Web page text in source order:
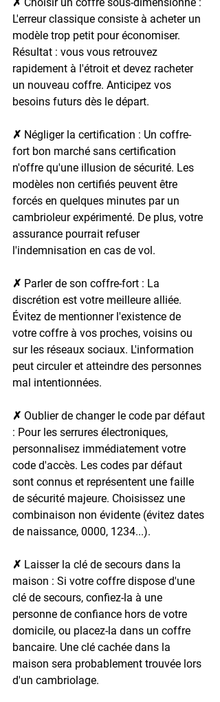
L'erreur classique consiste à acheter un
modèle trop petit pour économiser.
Résultat : vous vous retrouvez
rapidement à l'étroit et devez racheter
un nouveau coffre. Anticipez vos
besoins futurs dès le départ.
✗ Négliger la certification : Un coffre-
fort bon marché sans certification
n'offre qu'une illusion de sécurité. Les
modèles non certifiés peuvent être
forcés en quelques minutes par un
cambrioleur expérimenté. De plus, votre
assurance pourrait refuser
l'indemnisation en cas de vol.
✗ Parler de son coffre-fort : La
discrétion est votre meilleure alliée.
Évitez de mentionner l'existence de
votre coffre à vos proches, voisins ou
sur les réseaux sociaux. L'information
peut circuler et atteindre des personnes
mal intentionnées.
✗ Oublier de changer le code par défaut
: Pour les serrures électroniques,
personnalisez immédiatement votre
code d'accès. Les codes par défaut
sont connus et représentent une faille
de sécurité majeure. Choisissez une
combinaison non évidente (évitez dates
de naissance, 0000, 1234...).
✗ Laisser la clé de secours dans la
maison : Si votre coffre dispose d'une
clé de secours, confiez-la à une
personne de confiance hors de votre
domicile, ou placez-la dans un coffre
bancaire. Une clé cachée dans la
maison sera probablement trouvée lors
d'un cambriolage.